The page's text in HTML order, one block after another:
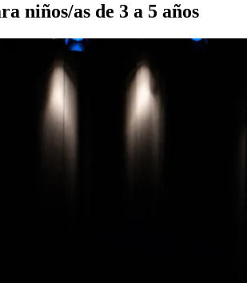
niños/as de 3 a 5 años